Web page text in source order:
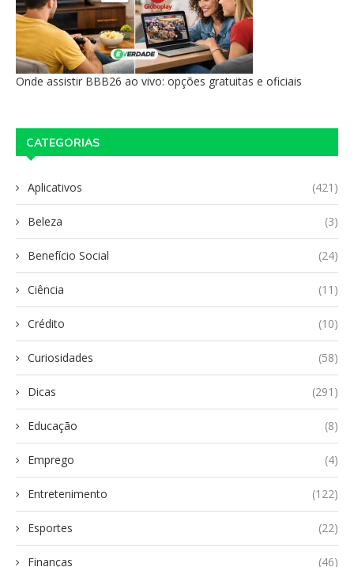
Onde assistir BBB26 ao vivo: opções gratuitas e oficiais
CATEGORIAS
Aplicativos (421)
Beleza (3)
Benefício Social (24)
Ciência (11)
Crédito (10)
Curiosidades (58)
Dicas (291)
Educação (8)
Emprego (4)
Entretenimento (122)
Esportes (22)
Finanças (46)